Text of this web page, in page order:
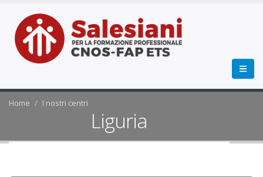
Home I nostri centri
Liguria